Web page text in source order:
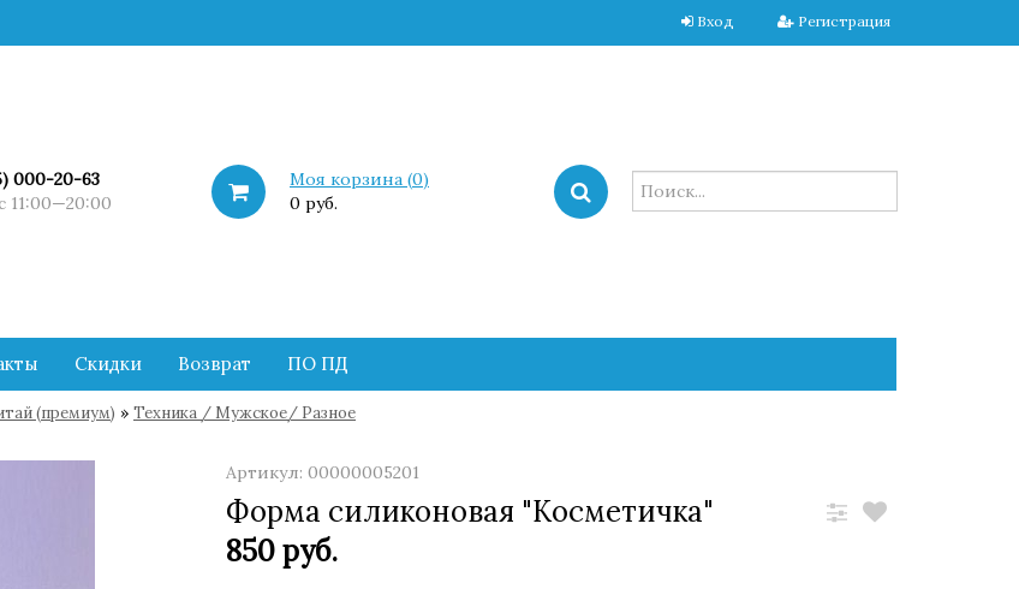
Вход Регистрация
000-20-63
11:00—20:00
Моя корзина (0)
0 руб.
Скидки Возврат ПО ПД
(премиум) » Техника / Мужское/ Разное
Артикул: 00000005201
Форма силиконовая "Косметичка"
850 руб.